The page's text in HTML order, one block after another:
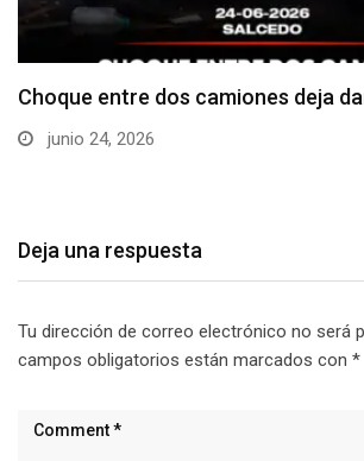
Choque entre dos camiones deja
junio 24, 2026
Deja una respuesta
Tu dirección de correo electrónico no será
campos obligatorios están marcados con *